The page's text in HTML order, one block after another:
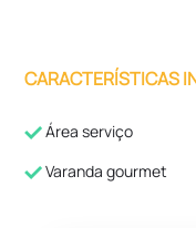
CARACTERÍSTICAS
Área serviço
Varanda gourmet